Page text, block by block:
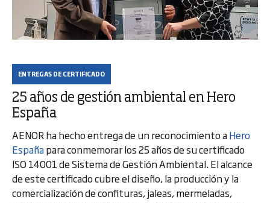
ENTREGAS DE CERTIFICADO
25 años de gestión ambiental en Hero
España
AENOR ha hecho entrega de un reconocimiento aHero
Españapara conmemorar los 25 años de su certificado
ISO 14001 de Sistema de Gestión Ambiental. El alcance
de este certificado cubre el diseño, la producción y la
comercialización de confituras, jaleas, mermeladas,